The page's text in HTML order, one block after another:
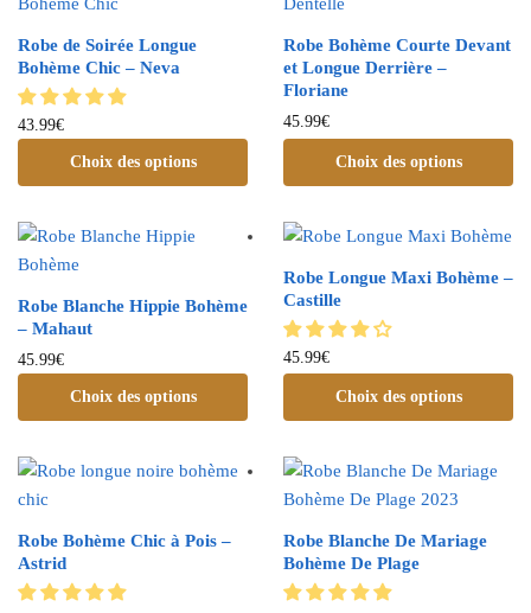
Robe de Soirée Longue
Bohème Chic – Neva
43.99€
Choix des options
Robe Bohème Courte Devant
et Longue Derrière –
Floriane
45.99€
Choix des options
Robe Blanche Hippie Bohème
– Mahaut
45.99€
Choix des options
Robe Longue Maxi Bohème –
Castille
45.99€
Choix des options
Robe Bohème Chic à Pois –
Astrid
Robe Blanche De Mariage
Bohème De Plage